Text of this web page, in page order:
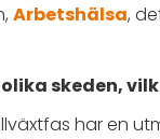
Arbetshälsa,
olika skeden,
har en